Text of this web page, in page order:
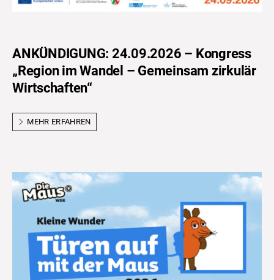
ANKÜNDIGUNG: 24.09.2026 – Kongress
„Region im Wandel – Gemeinsam zirkulär
Wirtschaften“
MEHR ERFAHREN